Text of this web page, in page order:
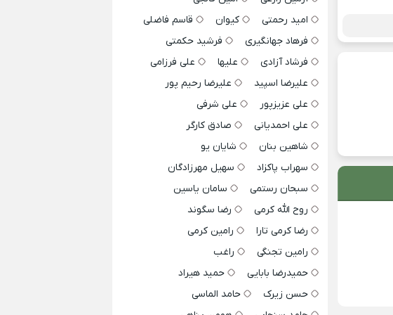
امید رحمتی
کیوان
قاسم فاضلی
فرهاد جهانگیری
فرشید حکمتی
فرشاد آزادی
علیها
علی فرزامی
علیرضا اسپید
علیرضا رحیم پور
علی عزیزپور
علی شرفی
علی احمدیانی
صادق کارگر
شاهین بنان
شایان یو
سهراب پاکزاد
سهیل مهرزادگان
سبحان رستمی
سامان یاسین
روح الله کرمی
رضا سگوند
رضا کرمی تارا
رامین کرمی
رامین تجنگی
راغب
حمیدرضا بابایی
حمید هیراد
حسن زیرک
حامد الماسی